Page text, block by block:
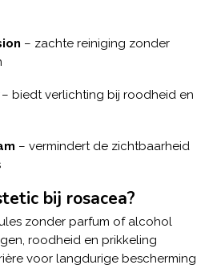
– zachte reiniging zonder
biedt verlichting bij roodheid en
– vermindert de zichtbaarheid
bij rosacea?
zonder parfum of alcohol
roodheid en prikkeling
voor langdurige bescherming